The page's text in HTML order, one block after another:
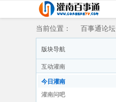
当前位置：
百事通论坛
版块导航
互动灌南
今日灌南
灌南问吧